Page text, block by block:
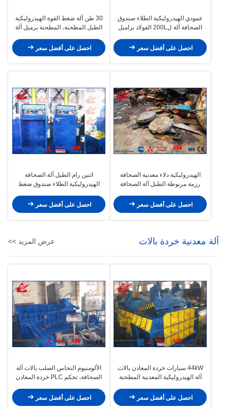
عمودي الهيدروليكية الطلاء صندوق
الصحافة آلة ل200L الفولاذ براميل
احصل على أفضل سعر
30 طن آلة ضغط القوة الهيدروليكية
الطبل المطحنة، المطحنة برميل آلة
احصل على أفضل سعر
الهيدروليكية دلاء معدنية الصحافة
رزمة مربوطة الطبل آلة الصحافة
احصل على أفضل سعر
اثنين رام الطبل آلة الصحافة
الهيدروليكية الطلاء صندوق ضغط
احصل على أفضل سعر
آلة معدنية خردة بالات عرض المزيد >>
44kW سيارات خردة المعادن بالات
آلة الهيدروليكية المعدنية المطحنة
احصل على أفضل سعر
الألومنيوم النحاس الصلب بالات آلة
الصحافة، تحكم PLC خردة المعادن
احصل على أفضل سعر